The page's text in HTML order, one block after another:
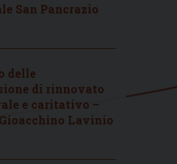
San Pancrazio
delle
di rinnovato
e caritativo –
Lavinio